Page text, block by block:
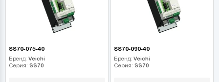
SS70-075-40
Бренд: Veichi
Серия: SS70
SS70-090-40
Бренд: Veichi
Серия: SS70